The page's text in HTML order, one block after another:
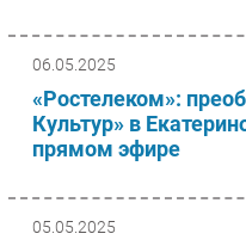
06.05.2025
«Ростелеком»:
Культур» в
прямом эфире
05.05.2025